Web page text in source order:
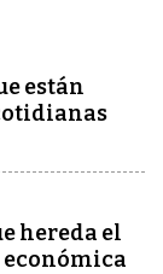
están
hereda el